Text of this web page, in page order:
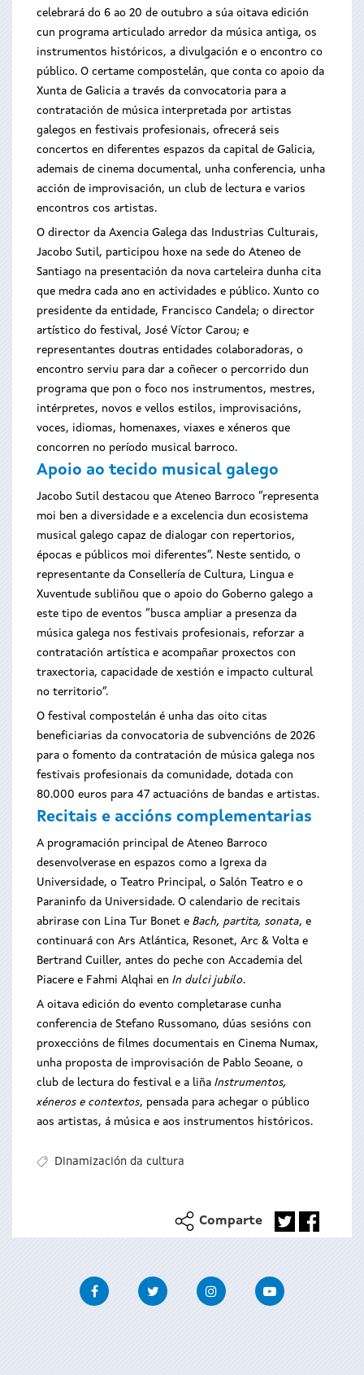
celebrará do 6 ao 20 de outubro a súa oitava edición
cun programa articulado arredor da música antiga, os
instrumentos históricos, a divulgación e o encontro co
público. O certame compostelán, que conta co apoio da
Xunta de Galicia a través da convocatoria para a
contratación de música interpretada por artistas
galegos en festivais profesionais, ofrecerá seis
concertos en diferentes espazos da capital de Galicia,
ademais de cinema documental, unha conferencia, unha
acción de improvisación, un club de lectura e varios
encontros cos artistas.
O director da Axencia Galega das Industrias Culturais,
Jacobo Sutil, participou hoxe na sede do Ateneo de
Santiago na presentación da nova carteleira dunha cita
que medra cada ano en actividades e público. Xunto co
presidente da entidade, Francisco Candela; o director
artístico do festival, José Víctor Carou; e
representantes doutras entidades colaboradoras, o
encontro serviu para dar a coñecer o percorrido dun
programa que pon o foco nos instrumentos, mestres,
intérpretes, novos e vellos estilos, improvisacións,
voces, idiomas, homenaxes, viaxes e xéneros que
concorren no período musical barroco.
Apoio ao tecido musical galego
Jacobo Sutil destacou que Ateneo Barroco “representa
moi ben a diversidade e a excelencia dun ecosistema
musical galego capaz de dialogar con repertorios,
épocas e públicos moi diferentes”. Neste sentido, o
representante da Consellería de Cultura, Lingua e
Xuventude subliñou que o apoio do Goberno galego a
este tipo de eventos “busca ampliar a presenza da
música galega nos festivais profesionais, reforzar a
contratación artística e acompañar proxectos con
traxectoria, capacidade de xestión e impacto cultural
no territorio”.
O festival compostelán é unha das oito citas
beneficiarias da convocatoria de subvencións de 2026
para o fomento da contratación de música galega nos
festivais profesionais da comunidade, dotada con
80.000 euros para 47 actuacións de bandas e artistas.
Recitais e accións complementarias
A programación principal de Ateneo Barroco
desenvolverase en espazos como a Igrexa da
Universidade, o Teatro Principal, o Salón Teatro e o
Paraninfo da Universidade. O calendario de recitais
abrirase con Lina Tur Bonet e Bach, partita, sonata, e
continuará con Ars Atlántica, Resonet, Arc & Volta e
Bertrand Cuiller, antes do peche con Accademia del
Piacere e Fahmi Alqhai en In dulci jubilo.
A oitava edición do evento completarase cunha
conferencia de Stefano Russomano, dúas sesións con
proxeccións de filmes documentais en Cinema Numax,
unha proposta de improvisación de Pablo Seoane, o
club de lectura do festival e a liña Instrumentos,
xéneros e contextos, pensada para achegar o público
aos artistas, á música e aos instrumentos históricos.
Dinamización da cultura
Comparte
FacebookTwitter InstagramYoutube